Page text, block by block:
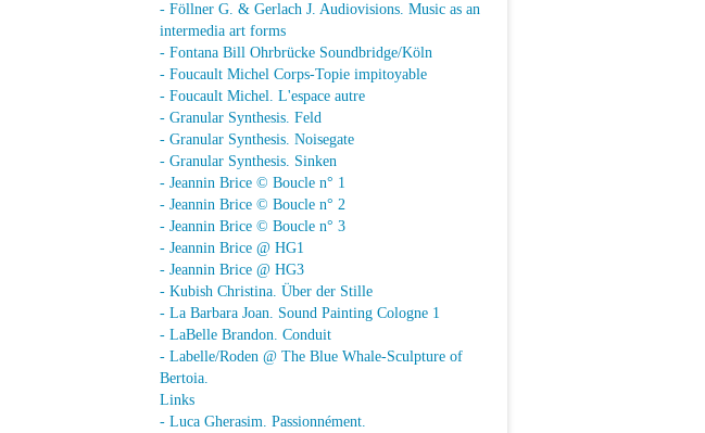
- Föllner G. & Gerlach J. Audiovisions. Music as an
intermedia art forms
- Fontana Bill Ohrbrücke Soundbridge/Köln
- Foucault Michel Corps-Topie impitoyable
- Foucault Michel. L'espace autre
- Granular Synthesis. Feld
- Granular Synthesis. Noisegate
- Granular Synthesis. Sinken
- Jeannin Brice © Boucle n° 1
- Jeannin Brice © Boucle n° 2
- Jeannin Brice © Boucle n° 3
- Jeannin Brice @ HG1
- Jeannin Brice @ HG3
- Kubish Christina. Über der Stille
- La Barbara Joan. Sound Painting Cologne 1
- LaBelle Brandon. Conduit
- Labelle/Roden @ The Blue Whale-Sculpture of
Bertoia.
Links
- Luca Gherasim. Passionnément.